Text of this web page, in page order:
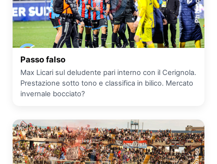
Passo falso
Max Licari sul deludente pari interno con il Cerignola.
Prestazione sotto tono e classifica in bilico. Mercato
invernale bocciato?